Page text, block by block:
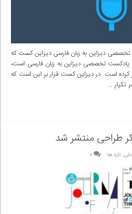
دیزاین به زبان فارسی دیزاین کست که
پادکست تخصصی دیزاین به زبان فارسی است،
به کار کرده است. در دیزاین کست قرار بر این است که
تکپارِ …
طراحی منتشر شد
, تازه ها ۰